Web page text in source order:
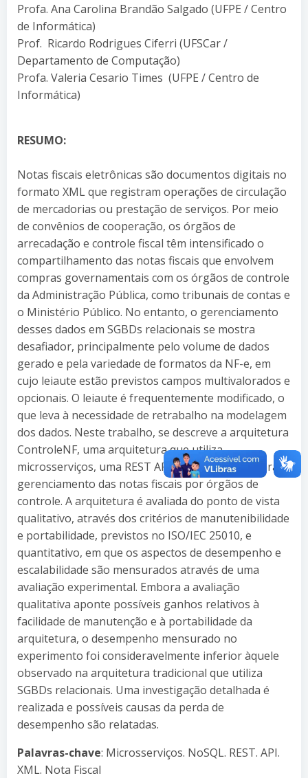
Profa. Ana Carolina Brandão Salgado (UFPE / Centro
de Informática)
Prof. Ricardo Rodrigues Ciferri (UFSCar /
Departamento de Computação)
Profa. Valeria Cesario Times (UFPE / Centro de
Informática)
RESUMO:
Notas fiscais eletrônicas são documentos digitais no
formato XML que registram operações de circulação
de mercadorias ou prestação de serviços. Por meio
de convênios de cooperação, os órgãos de
arrecadação e controle fiscal têm intensificado o
compartilhamento das notas fiscais que envolvem
compras governamentais com os órgãos de controle
da Administração Pública, como tribunais de contas e
o Ministério Público. No entanto, o gerenciamento
desses dados em SGBDs relacionais se mostra
desafiador, principalmente pelo volume de dados
gerado e pela variedade de formatos da NF-e, em
cujo leiaute estão previstos campos multivalorados e
opcionais. O leiaute é frequentemente modificado, o
que leva à necessidade de retrabalho na modelagem
dos dados. Neste trabalho, se descreve a arquitetura
ControleNF, uma arquitetura que utiliza
microsserviços, uma REST API e SGBD NoSQL para o
gerenciamento das notas fiscais por órgãos de
controle. A arquitetura é avaliada do ponto de vista
qualitativo, através dos critérios de manutenibilidade
e portabilidade, previstos no ISO/IEC 25010, e
quantitativo, em que os aspectos de desempenho e
escalabilidade são mensurados através de uma
avaliação experimental. Embora a avaliação
qualitativa aponte possíveis ganhos relativos à
facilidade de manutenção e à portabilidade da
arquitetura, o desempenho mensurado no
experimento foi consideravelmente inferior àquele
observado na arquitetura tradicional que utiliza
SGBDs relacionais. Uma investigação detalhada é
realizada e possíveis causas da perda de
desempenho são relatadas.
Palavras-chave: Microsserviços. NoSQL. REST. API.
XML. Nota Fiscal